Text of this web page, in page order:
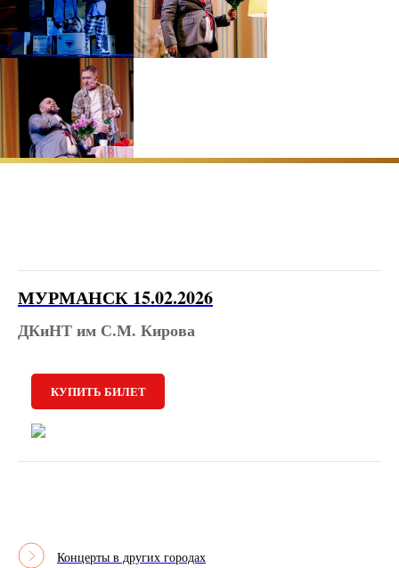
МУРМАНСК 15.02.2026
ДКиНТ им С.М. Кирова
КУПИТЬ БИЛЕТ
Концерты в других городах